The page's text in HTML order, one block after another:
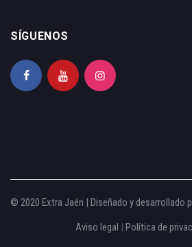
SÍGUENOS
© 2020 Extra Jaén | Diseñado y desarrollado
Aviso legal | Política de